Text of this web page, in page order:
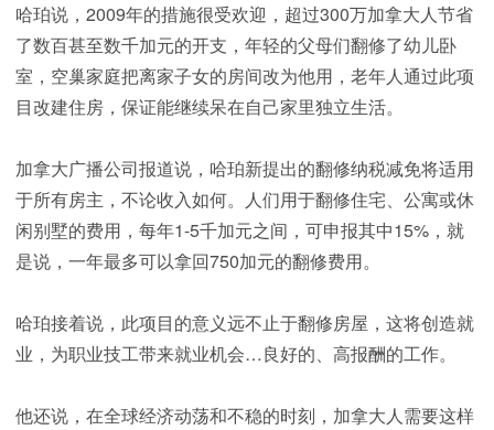
哈珀说，2009年的措施很受欢迎，超过300万加拿大人节省
了数百甚至数千加元的开支，年轻的父母们翻修了幼儿卧
室，空巢家庭把离家子女的房间改为他用，老年人通过此项
目改建住房，保证能继续呆在自己家里独立生活。
加拿大广播公司报道说，哈珀新提出的翻修纳税减免将适用
于所有房主，不论收入如何。人们用于翻修住宅、公寓或休
闲别墅的费用，每年1-5千加元之间，可申报其中15%，就
是说，一年最多可以拿回750加元的翻修费用。
哈珀接着说，此项目的意义远不止于翻修房屋，这将创造就
业，为职业技工带来就业机会…良好的、高报酬的工作。
他还说，在全球经济动荡和不稳的时刻，加拿大人需要这样